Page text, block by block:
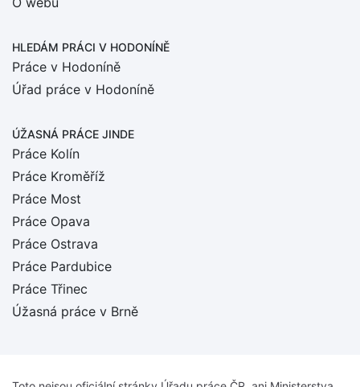
HLEDÁM PRÁCI V HODONÍNĚ
Práce v Hodoníně
Úřad práce v Hodoníně
ÚŽASNÁ PRÁCE JINDE
Práce Kolín
Práce Kroměříž
Práce Most
Práce Opava
Práce Ostrava
Práce Pardubice
Práce Třinec
Úžasná práce v Brně